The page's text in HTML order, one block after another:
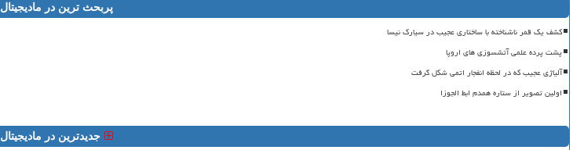
پربحث ترین در مادیجیتال
کشف یک قمر ناشناخته با ساختاری عجیب در سیارک نیسا
پشت پرده علمی آتشسوزی های اروپا
آلیاژی عجیب که در لحظه انفجار اتمی شکل گرفت
اولین تصویر از ستاره همدم ابط الجوزا
جدیدترین در مادیجیتال